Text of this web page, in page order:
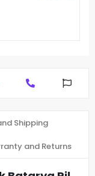
Shipping
and Returns